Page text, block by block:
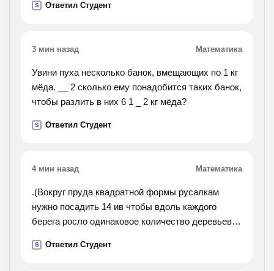
метров (н. у) пропана).
S Ответил Студент
3 мин назад Математика
Увини пуха несколько банок, вмещающих по 1 кг
мёда. __ 2 сколько ему понадобится таких банок,
чтобы разлить в них 6 1 _ 2 кг мёда?
S Ответил Студент
4 мин назад Математика
.(Вокруг пруда квадратной формы русалкам
нужно посадить 14 ив чтобы вдоль каждого
берега росло одинаковое количество деревьев.
S Ответил Студент